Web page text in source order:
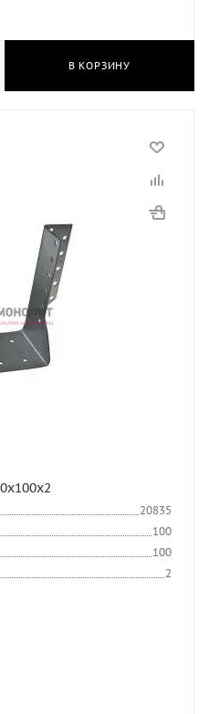
В КОРЗИНУ
20835
100
100
2